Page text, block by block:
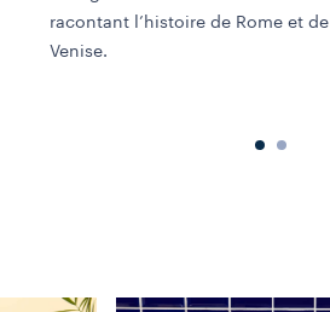
racontant l’histoire de Rome et de
Venise.